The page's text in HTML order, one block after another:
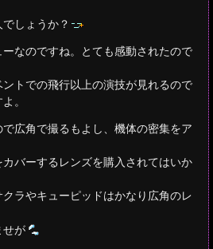
しょうか？
なのですね。とても感動されたので
トでの飛行以上の演技が見れるので
。
広角で撮るもよし、機体の密集をア
バーするレンズを購入されてはいか
ラやキューピッドはかなり広角のレ
せが